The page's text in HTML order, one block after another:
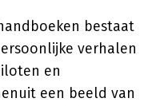
bestaat
verhalen
en
een beeld van